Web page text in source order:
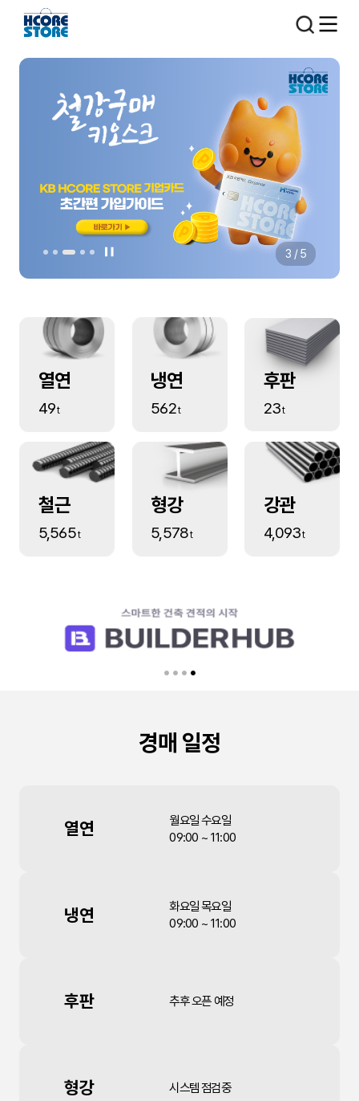
3 / 5
열연
49
냉연
562
후판
23
철근
5,565
형강
5,578
강관
4,093
경매 일정
열연
월요일 수요일
09:00 ~ 11:00
냉연
화요일 목요일
09:00 ~ 11:00
후판 추후 오픈 예정
형강 시스템 점검중